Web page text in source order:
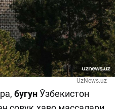
UzNews.uz
бугунЎзбекистон